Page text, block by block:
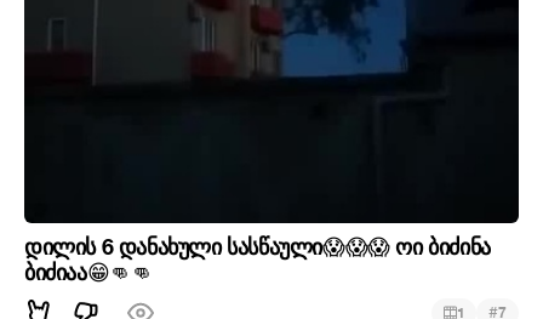
დილის 6 დანახული სასწაული😱😱😱ოი ბიძინა
ბიძიაა😁👊 👊
1 #7